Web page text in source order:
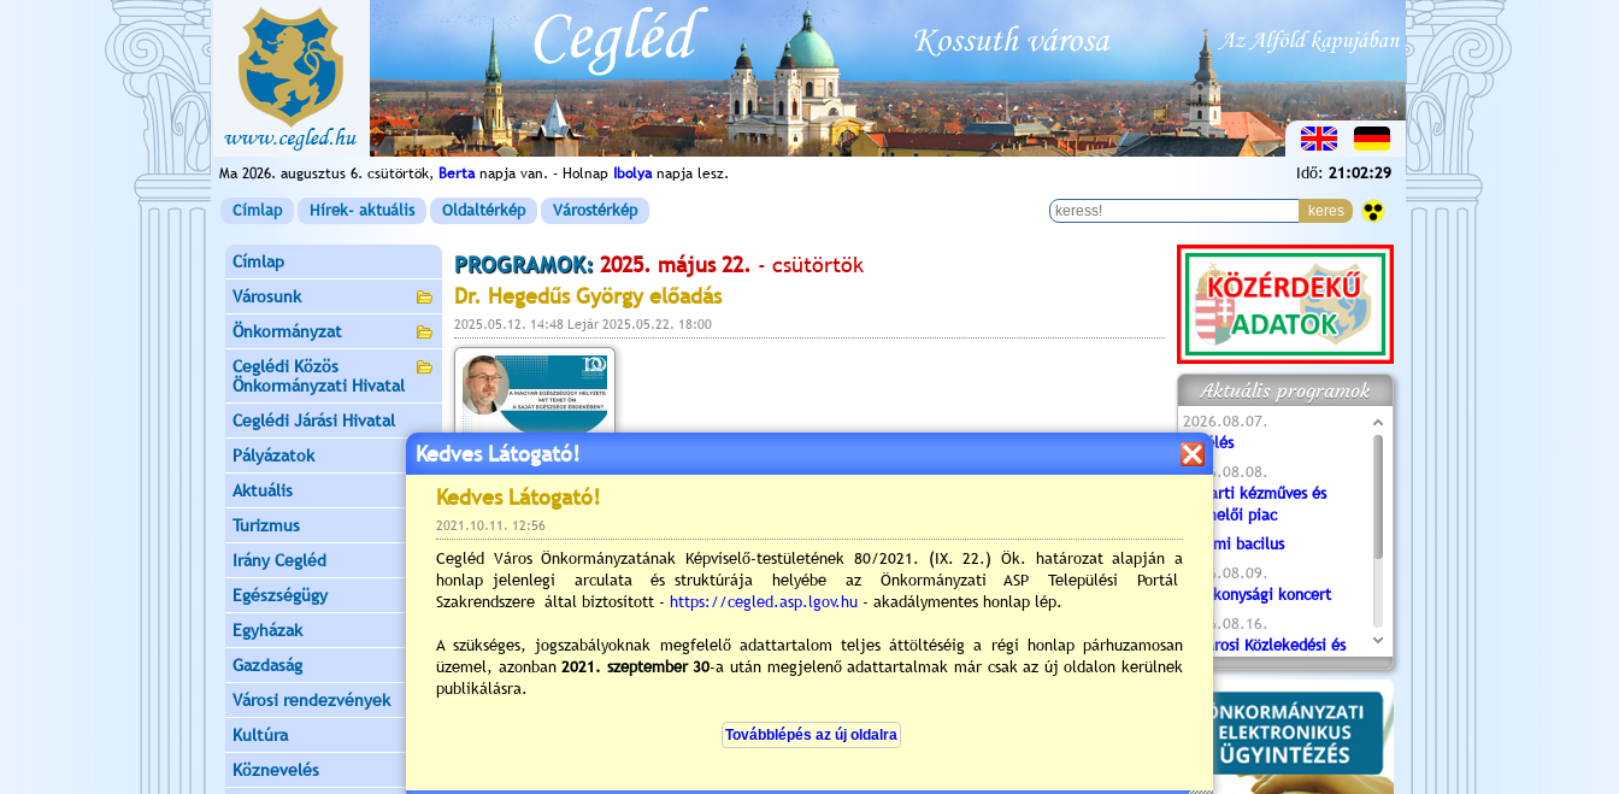
Ma 2026. augusztus 6. csütörtök, Bertanapja van. - Holnap Ibolyanapja lesz. Idő: 21:02:30
Címlap Hírek- aktuális Oldaltérkép Várostérkép
Címlap
Városunk
Önkormányzat
Ceglédi Közös
Önkormányzati Hivatal
Ceglédi Járási Hivatal
Pályázatok
Aktuális
Turizmus
Irány Cegléd
Egészségügy
Egyházak
Gazdaság
Városi rendezvények
Kultúra
Köznevelés
PROGRAMOK: 2025. május 22. - csütörtök
Dr. Hegedűs György előadás
2025.05.12. 14:48 Lejár 2025.05.22. 18:00
Aktuális programok
2026.08.07.
Túlélés
2026.08.08.
Tóparti kézműves és
termelői piac
Valami bacilus
2026.08.09.
Jótékonysági koncert
2026.08.16.
Újvárosi Közlekedési és
Sportnap
2026.08.19.
Ceglédi fotóklub kiállítás
2026.08.20.
Szent István Ünnepe
Kedves Látogató!